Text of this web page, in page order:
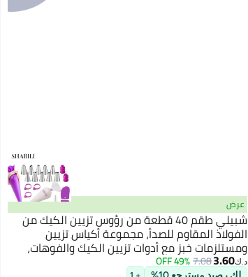
عرض
شبيلي طقم 40 قطعة من رؤوس تزيين الكيك من
الفولاذ المقاوم للصدأ، مجموعة أكياس تزيين
ومستلزمات خبز مع أدوات تزيين الكيك والفوهات،
مثالي للخبازين في المنزل ولتزيين الحلويات في
د.ك‏3.60
7.08
49% OFF